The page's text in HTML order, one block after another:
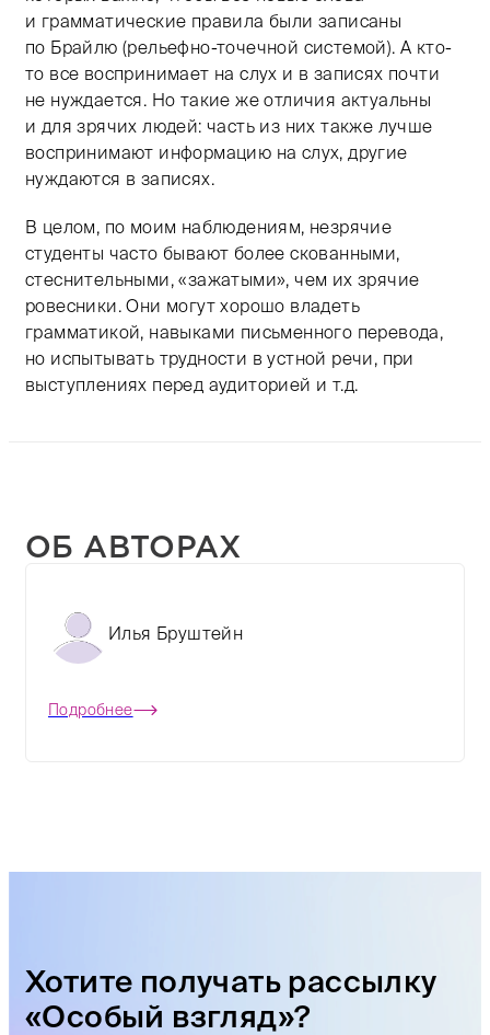
и грамматические правила были записаны
по Брайлю (рельефно-точечной системой). А кто-
то все воспринимает на слух и в записях почти
не нуждается. Но такие же отличия актуальны
и для зрячих людей: часть из них также лучше
воспринимают информацию на слух, другие
нуждаются в записях.
В целом, по моим наблюдениям, незрячие
студенты часто бывают более скованными,
стеснительными, «зажатыми», чем их зрячие
ровесники. Они могут хорошо владеть
грамматикой, навыками письменного перевода,
но испытывать трудности в устной речи, при
выступлениях перед аудиторией и т.д.
ОБ АВТОРАХ
Илья Бруштейн
Подробнее
Хотите получать рассылку
«Особый взгляд»?